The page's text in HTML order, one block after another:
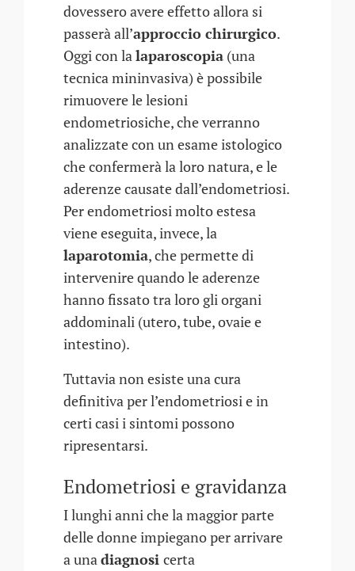
dovessero avere effetto allora si
passerà all’approccio chirurgico.
Oggi con lalaparoscopia (una
tecnica mininvasiva) è possibile
rimuovere le lesioni
endometriosiche, che verranno
analizzate con un esame istologico
che confermerà la loro natura, e le
aderenze causate dall’endometriosi.
Per endometriosi molto estesa
viene eseguita, invece, la
laparotomia, che permette di
intervenire quando le aderenze
hanno fissato tra loro gli organi
addominali (utero, tube, ovaie e
intestino).
Tuttavia non esiste una cura
definitiva per l’endometriosi e in
certi casi i sintomi possono
ripresentarsi.
Endometriosi e gravidanza
I lunghi anni che la maggior parte
delle donne impiegano per arrivare
a unadiagnosi certa